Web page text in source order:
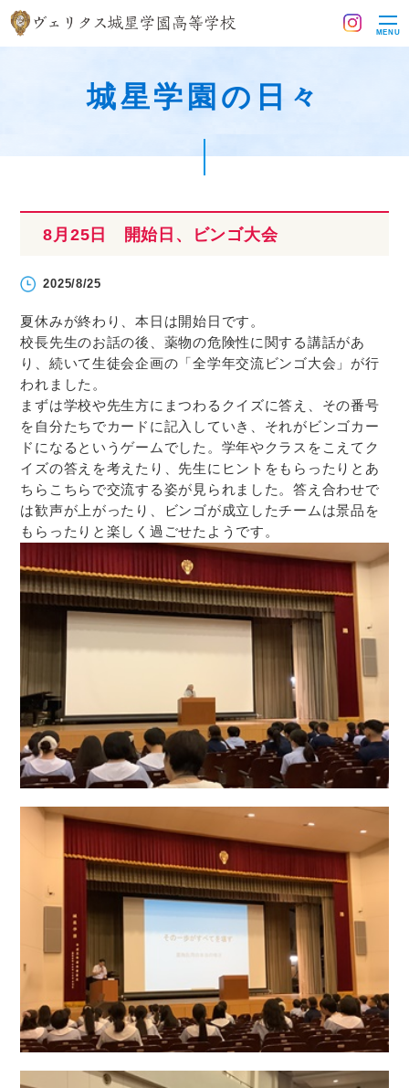
MENU
城星学園の日々
8月25日 開始日、ビンゴ大会
2025/8/25
夏休みが終わり、本日は開始日です。
校長先生のお話の後、薬物の危険性に関する講話があ
り、続いて生徒会企画の「全学年交流ビンゴ大会」が行
われました。
まずは学校や先生方にまつわるクイズに答え、その番号
を自分たちでカードに記入していき、それがビンゴカー
ドになるというゲームでした。学年やクラスをこえてク
イズの答えを考えたり、先生にヒントをもらったりとあ
ちらこちらで交流する姿が見られました。答え合わせで
は歓声が上がったり、ビンゴが成立したチームは景品を
もらったりと楽しく過ごせたようです。